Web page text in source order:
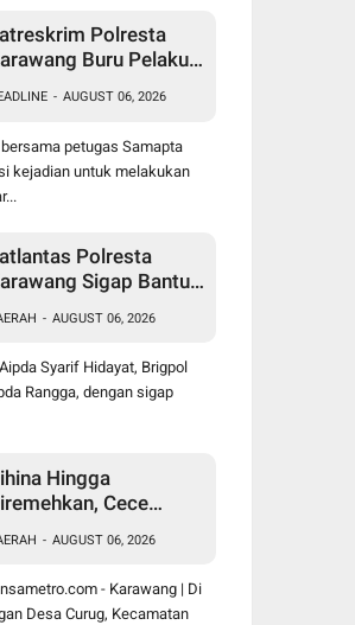
Polresta
Buru Pelaku
Palumbonsari I, Korban
Rugi Rp19 Juta
- AUGUST 06, 2026
petugas Samapta
kejadian untuk melakukan
Polresta
Sigap Bantu
Mogok, Polisi Humanis
Apresiasi
- AUGUST 06, 2026
Syarif Hidayat, Brigpol
Rangga, dengan sigap
Hingga
Cece
Humanis Bangun Desa
- AUGUST 06, 2026
- Karawang | Di
Desa Curug, Kecamatan